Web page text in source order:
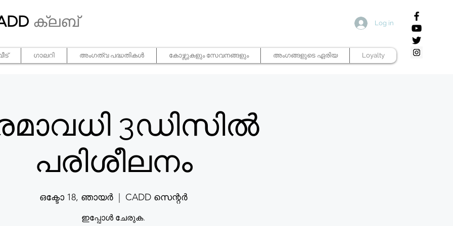
ക്ലബ് Log in
ഗാലറി അംഗത്വ പദ്ധതികൾ കോഴ്സുകളും സേവനങ്ങളും അംഗങ്ങളുടെ ഏരിയ Loyalty
3ഡിസിൽ
പരിശീലനം
ഒക്ടോ 18, ഞായർ
  |
CADD സെന്റർ
ഇപ്പോൾ ചേരുക.